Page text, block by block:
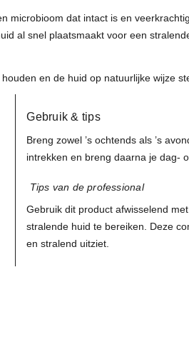
microbioom dat intact is en
al snel plaatsmaakt voor een
en de huid op natuurlijke wijze
Gebruik & tips
Breng zowel ’s ochtends als ’s
intrekken en breng daarna je dag-
Tips van de professional
Gebruik dit product afwisselend
stralende huid te bereiken. Deze
en stralend uitziet.